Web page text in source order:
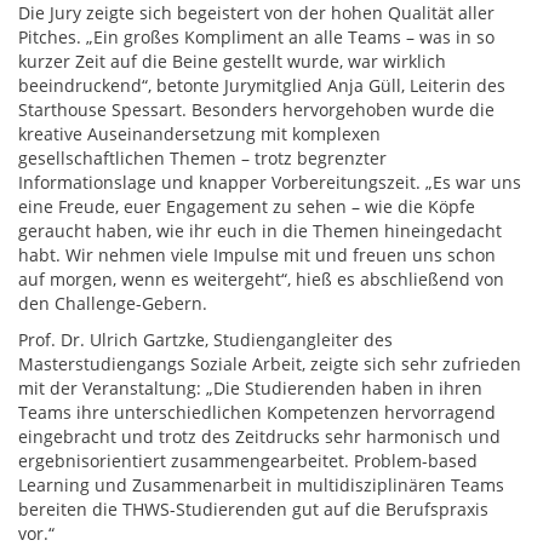
Die Jury zeigte sich begeistert von der hohen Qualität aller
Pitches. „Ein großes Kompliment an alle Teams – was in so
kurzer Zeit auf die Beine gestellt wurde, war wirklich
beeindruckend“, betonte Jurymitglied Anja Güll, Leiterin des
Starthouse Spessart. Besonders hervorgehoben wurde die
kreative Auseinandersetzung mit komplexen
gesellschaftlichen Themen – trotz begrenzter
Informationslage und knapper Vorbereitungszeit. „Es war uns
eine Freude, euer Engagement zu sehen – wie die Köpfe
geraucht haben, wie ihr euch in die Themen hineingedacht
habt. Wir nehmen viele Impulse mit und freuen uns schon
auf morgen, wenn es weitergeht“, hieß es abschließend von
den Challenge-Gebern.
Prof. Dr. Ulrich Gartzke, Studiengangleiter des
Masterstudiengangs Soziale Arbeit, zeigte sich sehr zufrieden
mit der Veranstaltung: „Die Studierenden haben in ihren
Teams ihre unterschiedlichen Kompetenzen hervorragend
eingebracht und trotz des Zeitdrucks sehr harmonisch und
ergebnisorientiert zusammengearbeitet. Problem-based
Learning und Zusammenarbeit in multidisziplinären Teams
bereiten die THWS-Studierenden gut auf die Berufspraxis
vor.“